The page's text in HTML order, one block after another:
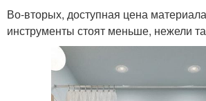
Во-вторых, доступная цена
инструменты стоят меньше, нежели